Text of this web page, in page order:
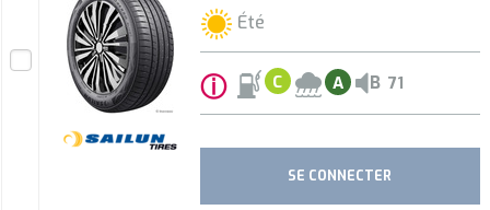
Été
ⓘ C A B 71
SE CONNECTER